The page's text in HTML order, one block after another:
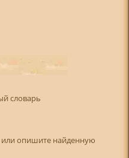
словарь
или опишите найденную